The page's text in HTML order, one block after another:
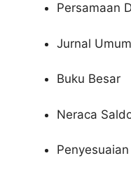
Persamaan
Jurnal
Buku Besar
Neraca